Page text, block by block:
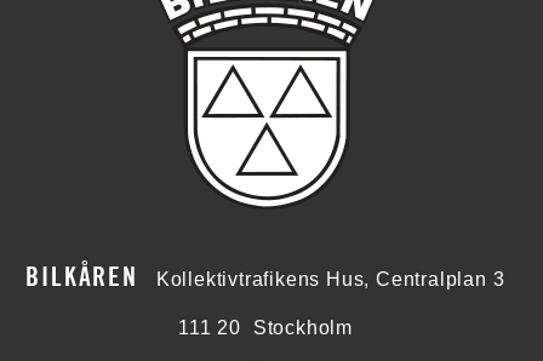
BILKÅREN Kollektivtrafikens Hus, Centralplan 3
111 20 Stockholm